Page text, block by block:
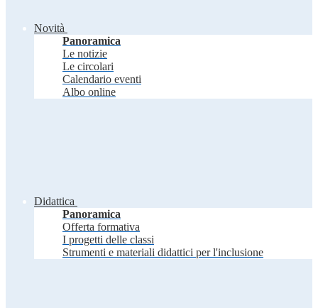
Novità
Panoramica
Le notizie
Le circolari
Calendario eventi
Albo online
Didattica
Panoramica
Offerta formativa
I progetti delle classi
Strumenti e materiali didattici per l'inclusione